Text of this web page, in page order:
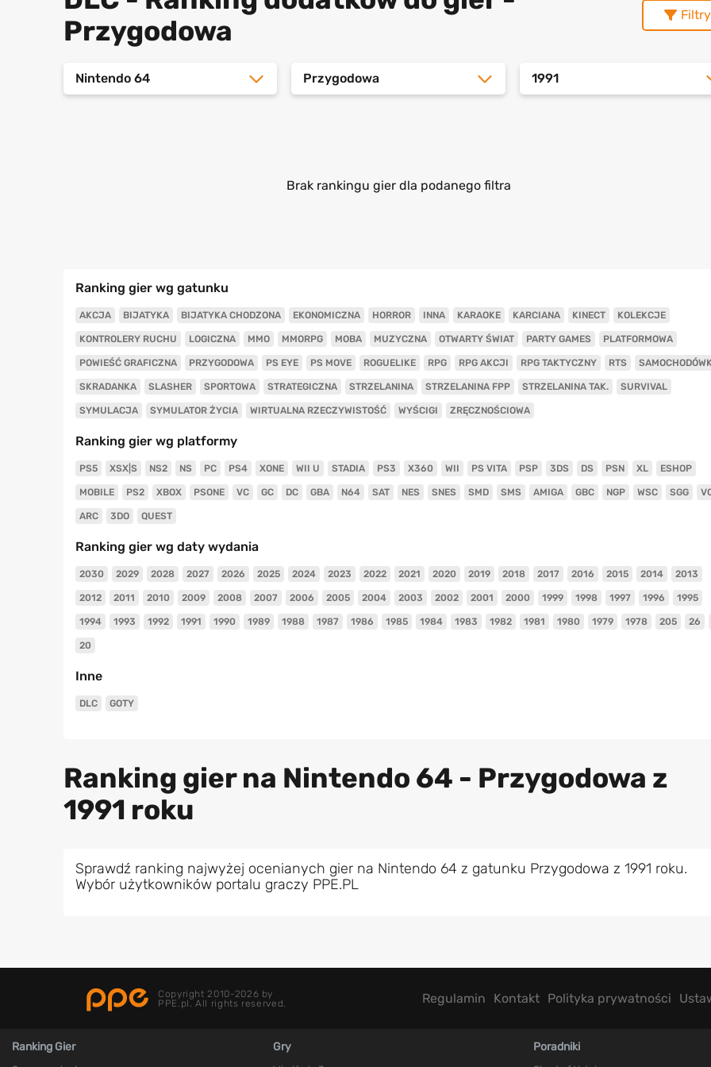
Przygodowa
Filtry
Nintendo 64 Przygodowa 1991
Brak rankingu gier dla podanego filtra
Ranking gier wg gatunku
AKCJA BIJATYKA BIJATYKA CHODZONA EKONOMICZNA HORROR INNA KARAOKE KARCIANA KINECT KOLEKCJE
KONTROLERY RUCHU LOGICZNA MMO MMORPG MOBA MUZYCZNA OTWARTY ŚWIAT PARTY GAMES PLATFORMOWA
POWIEŚĆ GRAFICZNA PRZYGODOWA PS EYE PS MOVE ROGUELIKE RPG RPG AKCJI RPG TAKTYCZNY RTS
SKRADANKA SLASHER SPORTOWA STRATEGICZNA STRZELANINA STRZELANINA FPP STRZELANINA TAK. SURVIVAL
SYMULACJA SYMULATOR ŻYCIA WIRTUALNA RZECZYWISTOŚĆ WYŚCIGI ZRĘCZNOŚCIOWA
Ranking gier wg platformy
PS5 XSX|S NS2 NS PC PS4 XONE WII U STADIA PS3 X360 WII PS VITA PSP 3DS DS PSN XL ESHOP
MOBILE PS2 XBOX PSONE VC GC DC GBA N64 SAT NES SNES SMD SMS AMIGA GBC NGP WSC SGG
ARC 3DO QUEST
Ranking gier wg daty wydania
2030 2029 2028 2027 2026 2025 2024 2023 2022 2021 2020 2019 2018 2017 2016 2015 2014 2013
2012 2011 2010 2009 2008 2007 2006 2005 2004 2003 2002 2001 2000 1999 1998 1997 1996 1995
1994 1993 1992 1991 1990 1989 1988 1987 1986 1985 1984 1983 1982 1981 1980 1979 1978 205 26
20
Inne
DLC GOTY
Ranking gier na Nintendo 64 - Przygodowa z
1991 roku
Sprawdź ranking najwyżej ocenianych gier na Nintendo 64 z gatunku Przygodowa z 1991 roku.
Wybór użytkowników portalu graczy PPE.PL
Copyright 2010-2026 by
PPE.pl. All rights reserved.
Regulamin Kontakt Polityka prywatności
Ranking Gier Gry Poradniki